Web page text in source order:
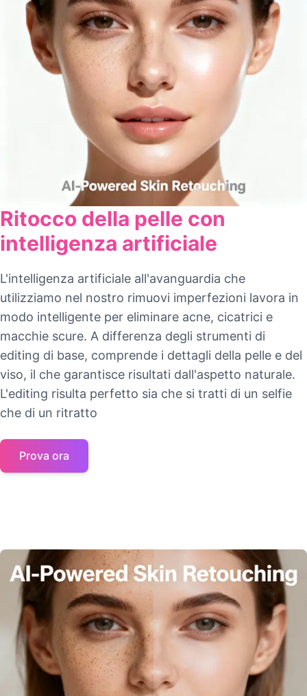
Ritocco della pelle con
intelligenza artificiale
L'intelligenza artificiale all'avanguardia che
utilizziamo nel nostro rimuovi imperfezioni lavora in
modo intelligente per eliminare acne, cicatrici e
macchie scure. A differenza degli strumenti di
editing di base, comprende i dettagli della pelle e del
viso, il che garantisce risultati dall'aspetto naturale.
L'editing risulta perfetto sia che si tratti di un selfie
che di un ritratto
Prova ora